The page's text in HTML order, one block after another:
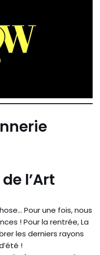
l’Art
Pour une fois, nous
! Pour la rentrée, La
les derniers rayons
!